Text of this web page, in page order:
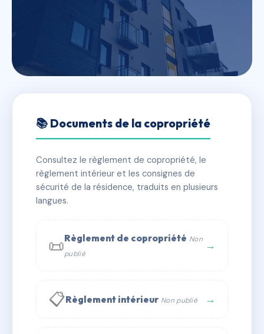
194 AVENUE DU PRADO
✓ Immatriculée 🏠 17 lots 🏗 1 bâtiment(s)
📞 Contacter Syndic Digital
📚 Documents de la copropriété
Consultez le règlement de copropriété, le
règlement intérieur et les consignes de
sécurité de la résidence, traduits en plusieurs
langues.
📜Règlement de copropriété Non
publié
→
📋Règlement intérieur Non publié →